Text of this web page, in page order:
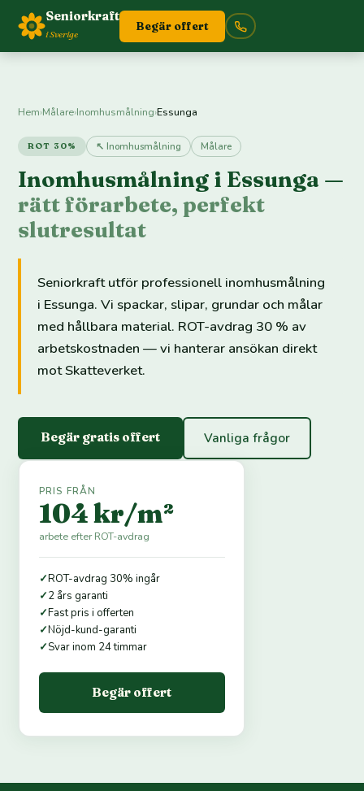
Seniorkraft
i Sverige
Begär offert
Hem›Målare›Inomhusmålning›Essunga
ROT 30% ↖ Inomhusmålning Målare
Inomhusmålning i Essunga —
rätt förarbete, perfekt
slutresultat
Seniorkraft utför professionell inomhusmålning
i Essunga. Vi spackar, slipar, grundar och målar
med hållbara material. ROT-avdrag 30 % av
arbetskostnaden — vi hanterar ansökan direkt
mot Skatteverket.
Begär gratis offert Vanliga frågor
PRIS FRÅN
104 kr/m²
arbete efter ROT-avdrag
✓ROT-avdrag 30% ingår
✓2 års garanti
✓Fast pris i offerten
✓Nöjd-kund-garanti
✓Svar inom 24 timmar
Begär offert